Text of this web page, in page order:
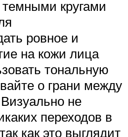
кругами
ровное и
на кожи лица
тональную
о грани между
не
переходов в
как это выглядит